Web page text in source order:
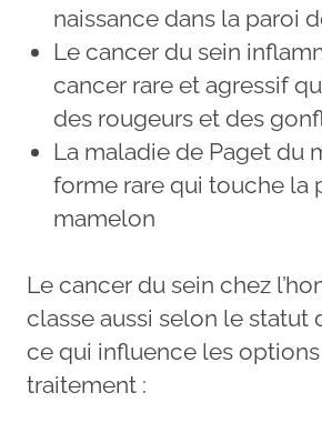
naissance dans la paroi
Le cancer du sein
cancer rare et agressif
des rougeurs et des
La maladie de Paget du
forme rare qui touche la
mamelon
Le cancer du sein chez
classe aussi selon le statut
ce qui influence les
traitement :